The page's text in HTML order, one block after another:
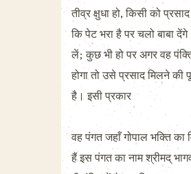
तीव्र क्षुधा हो, किसी को प्रसाद
कि पेट भरा है पर चलो बाबा
लें; कुछ भी हो पर अगर वह
होगा तो उसे प्रसाद मिलने की
है। इसी प्रकार
वह पंगत जहाँ गोपाल भक्ति का
हैं इस पंगत का नाम श्रीमद्